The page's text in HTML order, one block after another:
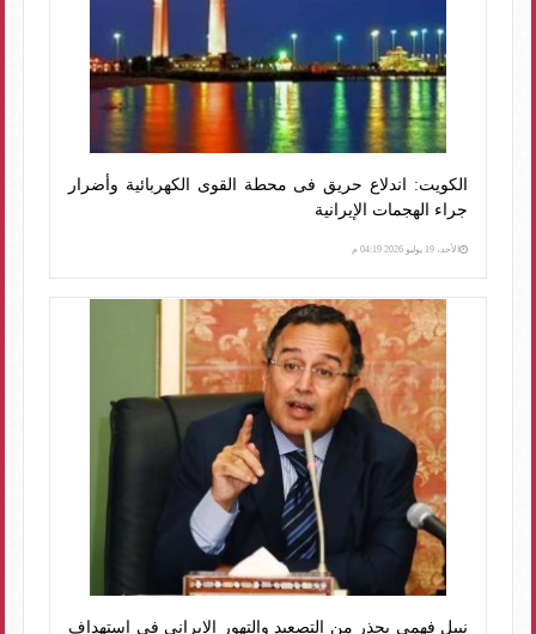
الكويت: اندلاع حريق فى محطة القوى الكهربائية وأضرار
جراء الهجمات الإيرانية
الأحد، 19 يوليو 2026 04:19 م
نبيل فهمي يحذر من التصعيد والتهور الايراني في استهداف